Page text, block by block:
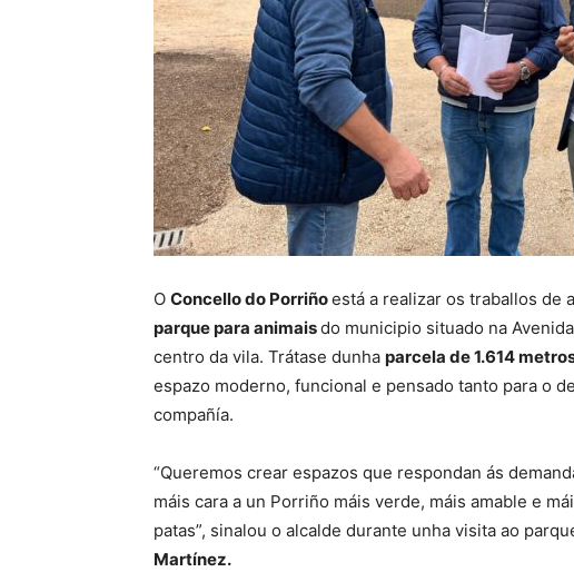
O Concello do Porriñoestá a realizar os traballos de
parque para animaisdo municipio situado na
centro da vila. Trátase dunha parcela de 1.614
espazo moderno, funcional e pensado tanto para o
compañía.
“Queremos crear espazos que respondan ás
máis cara a un Porriño máis verde, máis amable e
patas”, sinalou o alcalde durante unha visita ao
Martínez.